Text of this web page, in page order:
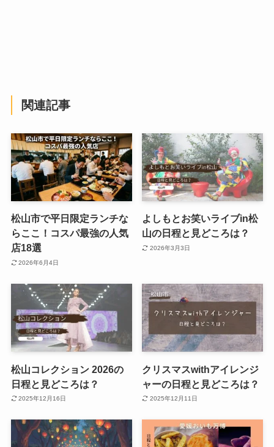
関連記事
松山市で平日限定ランチな
らここ！コスパ最強の人気
店18選
2026年6月4日
よしもとお笑いライブin松
山の日程と見どころは？
2026年3月3日
松山コレクション 2026の
日程と見どころは？
2025年12月16日
クリスマスwithアイレンジ
ャーの日程と見どころは？
2025年12月11日